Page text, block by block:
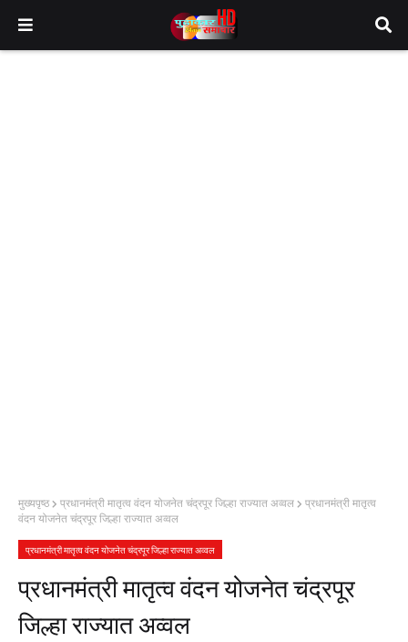
मुख्यपृष्ठ प्रधानमंत्री मातृत्व वंदन योजनेत चंद्रपूर जिल्हा राज्यात अव्वल
प्रधानमंत्री मातृत्व
वंदन योजनेत चंद्रपूर जिल्हा राज्यात अव्वल
प्रधानमंत्री मातृत्व वंदन योजनेत चंद्रपूर जिल्हा राज्यात अव्वल
प्रधानमंत्री मातृत्व वंदन योजनेत चंद्रपूर
जिल्हा राज्यात अव्वल